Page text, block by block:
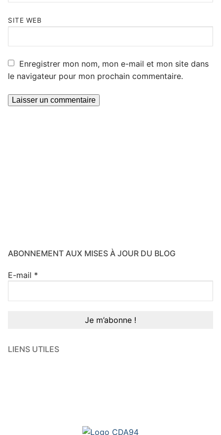
SITE WEB
Enregistrer mon nom, mon e-mail et mon site dans
le navigateur pour mon prochain commentaire.
ABONNEMENT AUX MISES À JOUR DU BLOG
E-mail *
LIENS UTILES